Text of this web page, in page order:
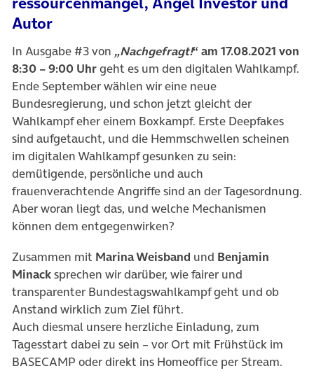
Autor
In Ausgabe #3 von „Nachgefragt!“ am 17.08.2021 von
8:30 – 9:00 Uhrgeht es um den digitalen Wahlkampf.
Ende September wählen wir eine neue
Bundesregierung, und schon jetzt gleicht der
Wahlkampf eher einem Boxkampf. Erste Deepfakes
sind aufgetaucht, und die Hemmschwellen scheinen
im digitalen Wahlkampf gesunken zu sein:
demütigende, persönliche und auch
frauenverachtende Angriffe sind an der Tagesordnung.
Aber woran liegt das, und welche Mechanismen
können dem entgegenwirken?
Zusammen mit Marina Weisband und Benjamin
Minacksprechen wir darüber, wie fairer und
transparenter Bundestagswahlkampf geht und ob
Anstand wirklich zum Ziel führt.
Auch diesmal unsere herzliche Einladung, zum
Tagesstart dabei zu sein – vor Ort mit Frühstück im
BASECAMP oder direkt ins Homeoffice per Stream.